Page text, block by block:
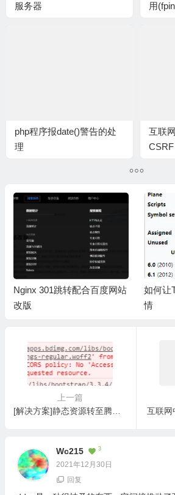
服务器
用
php程序报date()警告的处
理
互联
CSRF
如何让Typecho支持emoji表
情
微信
止时
上一篇
[解决方案]静态资源转至腾讯云后提示跨域CORS
互联
Wc215 3
2021年12月30日
回复